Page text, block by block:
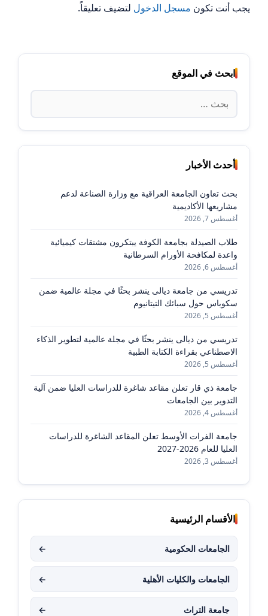
يجب أنت تكون مسجل الدخول لتضيف تعليقاً.
ابحث في الموقع
البحث
عن:
أحدث الأخبار
بحث تعاون الجامعة العراقية مع وزارة الصناعة لدعم
مشاريعها الأكاديمية
أغسطس 7, 2026
طلاب الصيدلة بجامعة الكوفة يبتكرون مشتقات كيميائية
واعدة لمكافحة الأورام السرطانية
أغسطس 6, 2026
تدريسي من جامعة ديالى ينشر بحثًا في مجلة عالمية ضمن
سكوباس حول سبائك التيتانيوم
أغسطس 5, 2026
تدريسي من ديالى ينشر بحثًا في مجلة عالمية لتطوير الذكاء
الاصطناعي بقراءة الكتابة الطبية
أغسطس 5, 2026
جامعة ذي قار تعلن مقاعد شاغرة للدراسات العليا ضمن آلية
التدوير بين الجامعات
أغسطس 4, 2026
جامعة الفرات الأوسط تعلن المقاعد الشاغرة للدراسات
العليا للعام 2026-2027
أغسطس 3, 2026
الأقسام الرئيسية
الجامعات الحكومية ←
الجامعات والكليات الأهلية ←
جامعة التراث ←